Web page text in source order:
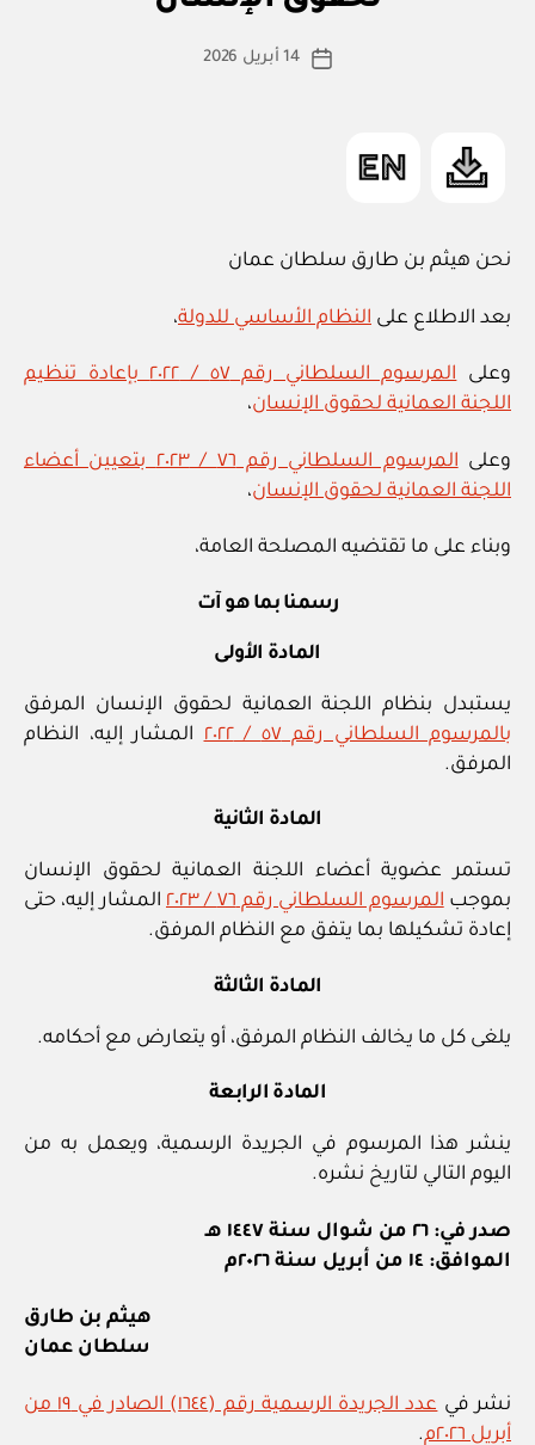
كاتب
س
ة
تاريخ
14 أبريل 2026
نحن هيثم بن طارق سلطان عمان
بعد الاطلاع على النظام الأساسي للدولة،
وعلى
المرسوم السلطاني رقم ٥٧ / ٢٠٢٢ بإعادة تنظيم
اللجنة العمانية لحقوق الإنسان،
وعلى
المرسوم السلطاني رقم ٧٦ / ٢٠٢٣ بتعيين أعضاء
اللجنة العمانية لحقوق الإنسان،
وبناء على ما تقتضيه المصلحة العامة،
رسمنا بما هو آت
المادة الأولى
يستبدل بنظام اللجنة العمانية لحقوق الإنسان المرفق
بالمرسوم السلطاني رقم ٥٧ / ٢٠٢٢
المشار إليه، النظام
المرفق.
المادة الثانية
تستمر عضوية أعضاء اللجنة العمانية لحقوق الإنسان
بموجبالمرسوم السلطاني رقم ٧٦ / ٢٠٢٣
المشار إليه، حتى
إعادة تشكيلها بما يتفق مع النظام المرفق.
المادة الثالثة
يلغى كل ما يخالف النظام المرفق، أو يتعارض مع أحكامه.
المادة الرابعة
ينشر هذا المرسوم في الجريدة الرسمية، ويعمل به من
اليوم التالي لتاريخ نشره.
صدر في: ٢٦ من شوال سنة ١٤٤٧ هـ
الموافق: ١٤ من أبريل سنة ٢٠٢٦م
هيثم بن طارق
سلطان عمان
نشر في
عدد الجريدة الرسمية رقم (١٦٤٤) الصادر في ١٩ من
أبريل ٢٠٢٦م
.